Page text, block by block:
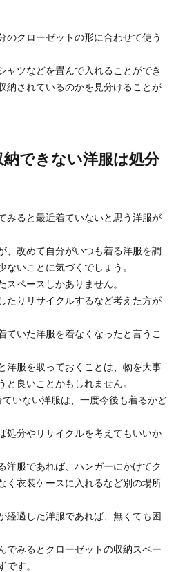
めの片付け・収納術】本の整理と
で部屋も広くないのに、本だけはたくさん
る人はどうやって片付けて収納すればいいか
ットの収納アイデアと収納方法に
紹介します！
トの収納アイデアはイロイロあります。 ま
のクローゼットの容量と、持ち物の容...
のクローゼットの形に合わせて使う
ャツなどを畳んで入れることができ
納されているのかを見分けることが
できない洋服は処分
みると最近着ていないと思う洋服が
、改めて自分がいつも着る洋服を調
いことに気づくでしょう。
ペースしかありません。
たりリサイクルするなど考えた方が
ていた洋服を着なくなったと言うこ
洋服を取っておくことは、物を大事
良いことかもしれません。
いない洋服は、一度今後も着るかど
処分やリサイクルを考えてもいいか
洋服であれば、ハンガーにかけてク
く衣装ケースに入れるなど別の場所
経過した洋服であれば、無くても困
でみるとクローゼットの収納スペー
す。